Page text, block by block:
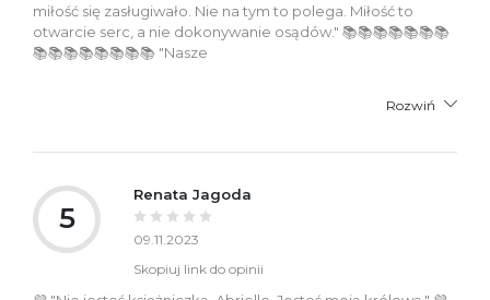
miłość się zasługiwało. Nie na tym to polega. Miłość to
otwarcie serc, a nie dokonywanie osądów." 📚📚📚📚📚📚📚
📚📚📚📚📚📚📚📚 "Nasze
Rozwiń
5
Renata Jagoda
09.11.2023
Skopiuj link do opinii